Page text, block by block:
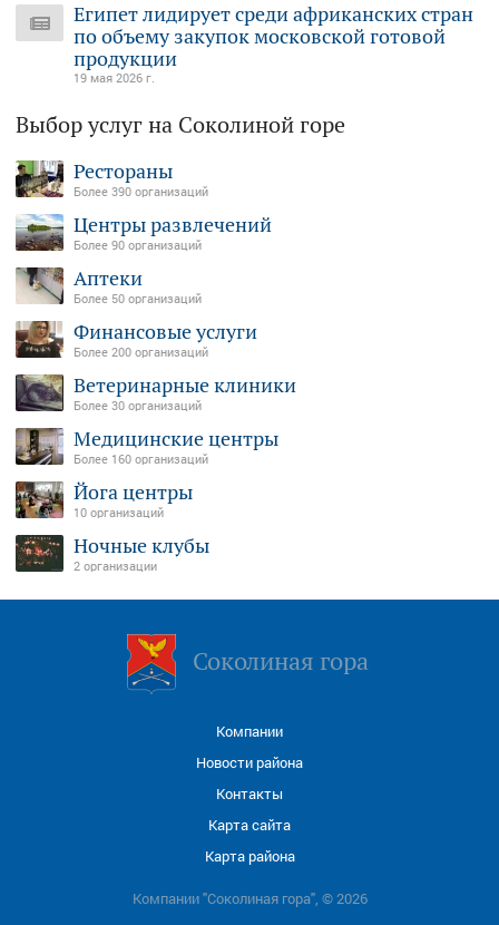
Египет лидирует среди африканских стран
по объему закупок московской готовой
продукции
19 мая 2026 г.
Выбор услуг на Соколиной горе
Рестораны
Более 390 организаций
Центры развлечений
Более 90 организаций
Аптеки
Более 50 организаций
Финансовые услуги
Более 200 организаций
Ветеринарные клиники
Более 30 организаций
Медицинские центры
Более 160 организаций
Йога центры
10 организаций
Ночные клубы
2 организации
Соколиная гора
Компании
Новости района
Контакты
Карта сайта
Карта района
Компании "Соколиная гора", © 2026